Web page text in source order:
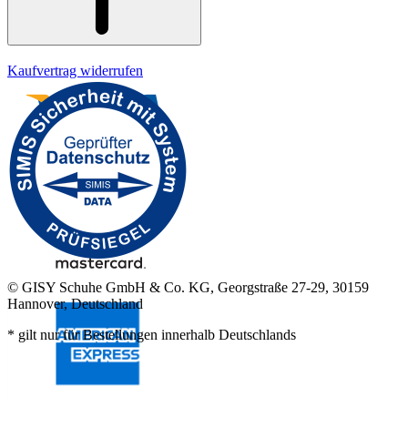
Kaufvertrag widerrufen
© GISY Schuhe GmbH & Co. KG, Georgstraße 27-29, 30159
Hannover, Deutschland
* gilt nur für Bestellungen innerhalb Deutschlands